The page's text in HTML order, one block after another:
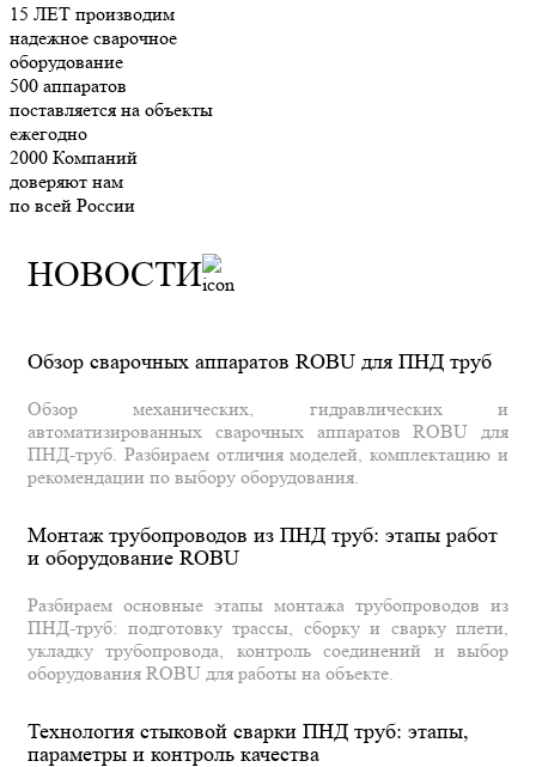
15 ЛЕТ производим
надежное сварочное
оборудование
500 аппаратов
поставляется на объекты
ежегодно
2000 Компаний
доверяют нам
по всей России
НОВОСТИ
Обзор сварочных аппаратов ROBU для ПНД труб
Обзор механических, гидравлических и
автоматизированных сварочных аппаратов ROBU для
ПНД-труб. Разбираем отличия моделей, комплектацию и
рекомендации по выбору оборудования.
Монтаж трубопроводов из ПНД труб: этапы работ
и оборудование ROBU
Разбираем основные этапы монтажа трубопроводов из
ПНД-труб: подготовку трассы, сборку и сварку плети,
укладку трубопровода, контроль соединений и выбор
оборудования ROBU для работы на объекте.
Технология стыковой сварки ПНД труб: этапы,
параметры и контроль качества